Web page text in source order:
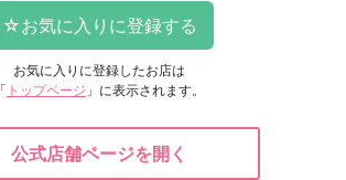
お気に入りに登録したお店は
「 トップページ 」に表示されます。
公式店舗ページを開く